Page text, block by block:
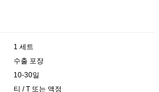
1 세트
수출 포장
10-30일
티 / T 또는 액정